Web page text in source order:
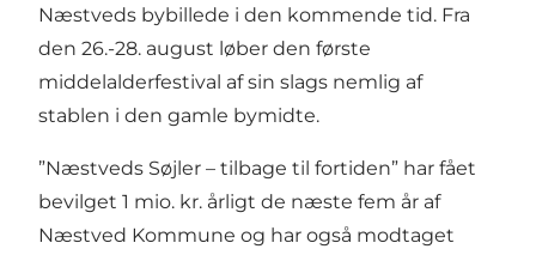
Næstveds bybillede i den kommende tid. Fra
den 26.-28. august løber den første
middelalderfestival af sin slags nemlig af
stablen i den gamle bymidte.
”Næstveds Søjler – tilbage til fortiden” har fået
bevilget 1 mio. kr. årligt de næste fem år af
Næstved Kommune og har også modtaget